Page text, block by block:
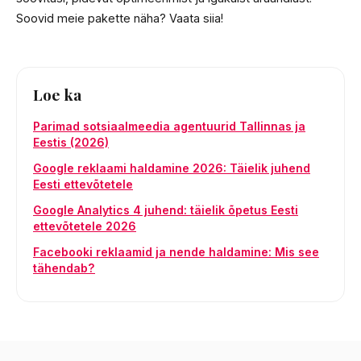
Soovid meie pakette näha? Vaata siia!
Loe ka
Parimad sotsiaalmeedia agentuurid Tallinnas ja
Eestis (2026)
Google reklaami haldamine 2026: Täielik juhend
Eesti ettevõtetele
Google Analytics 4 juhend: täielik õpetus Eesti
ettevõtetele 2026
Facebooki reklaamid ja nende haldamine: Mis see
tähendab?